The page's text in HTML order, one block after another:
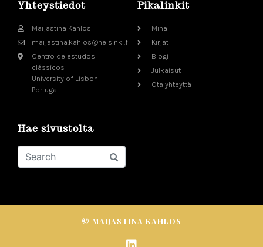
Yhteystiedot
Maijastina Kahlos
maijastina.kahlos@helsinki.fi
Centro de estudos
clássicos
University of Lisbon
Portugal
Pikalinkit
Minä
Kirjat
Blogi
Julkaisut
Ota yhteyttä
Hae sivustolta
© MAIJASTINA KAHLOS